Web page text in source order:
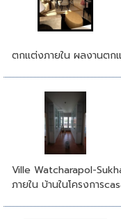
ตกแต่งภายใน ผลงานตก
Ville Watcharapol-
ภายใน บ้านในโครงการ